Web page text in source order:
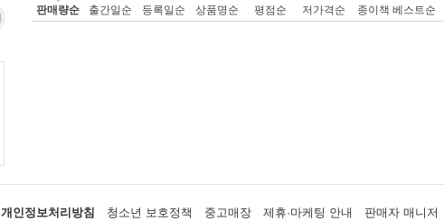
판매량순 출간일순 등록일순 상품명순 평점순 저가격순 종이책 베스트순
개인정보처리방침 청소년 보호정책 중고매장 제휴·마케팅 안내 판매자 매니저